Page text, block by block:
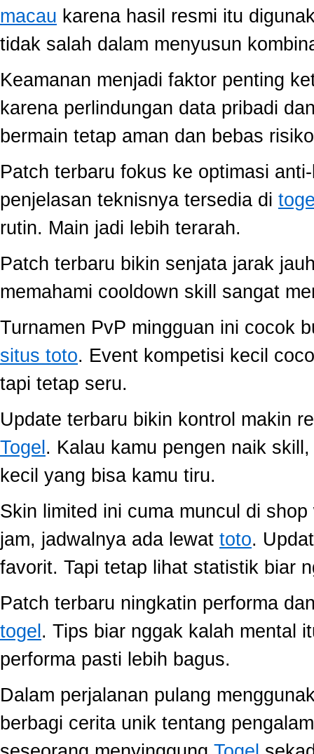
macau karena hasil resmi itu
tidak salah dalam menyusun
Keamanan menjadi faktor penting
karena perlindungan data pribadi
bermain tetap aman dan bebas
Patch terbaru fokus ke optimasi
penjelasan teknisnya tersedia di
rutin. Main jadi lebih terarah.
Patch terbaru bikin senjata jarak
memahami cooldown skill sangat
Turnamen PvP mingguan ini cocok
situs toto. Event kompetisi kecil
tapi tetap seru.
Update terbaru bikin kontrol makin
Togel . Kalau kamu pengen naik
kecil yang bisa kamu tiru.
Skin limited ini cuma muncul di
jam, jadwalnya ada lewat toto.
favorit. Tapi tetap lihat statistik biar
Patch terbaru ningkatin performa
togel . Tips biar nggak kalah mental
performa pasti lebih bagus.
Dalam perjalanan pulang
berbagi cerita unik tentang